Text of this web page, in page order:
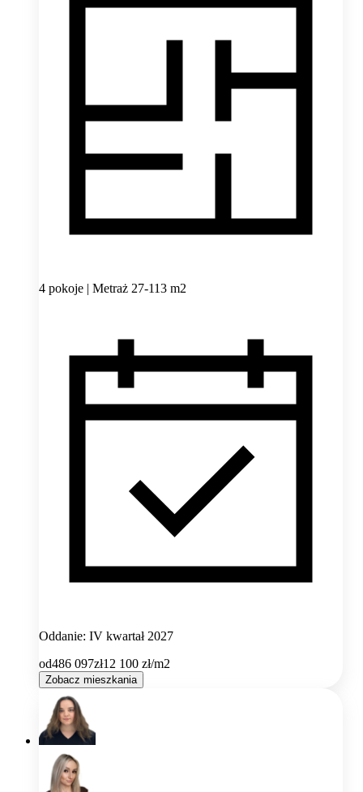
4 pokoje | Metraż 27-113 m2
Oddanie: IV kwartał 2027
od486 097zł12 100 zł/m2
Zobacz mieszkania